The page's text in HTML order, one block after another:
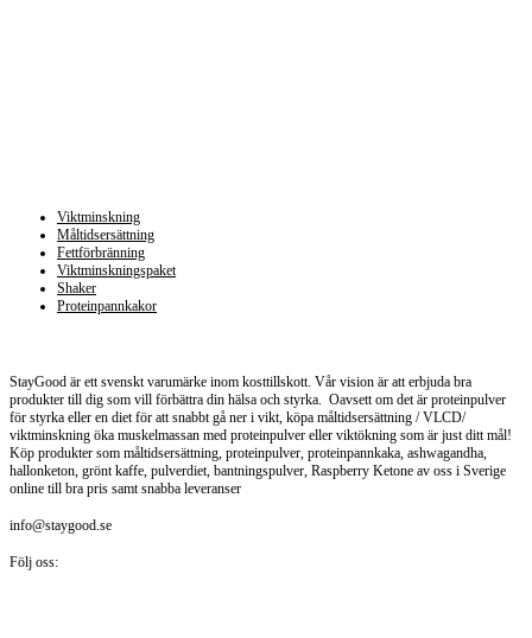
Viktminskning
Måltidsersättning
Fettförbränning
Viktminskningspaket
Shaker
Proteinpannkakor
StayGood är ett svenskt varumärke inom kosttillskott. Vår vision är att erbjuda bra
produkter till dig som vill förbättra din hälsa och styrka. Oavsett om det är proteinpulver
för styrka eller en diet för att snabbt gå ner i vikt, köpa måltidsersättning / VLCD/
viktminskning öka muskelmassan med proteinpulver eller viktökning som är just ditt mål!
Köp produkter som måltidsersättning, proteinpulver, proteinpannkaka, ashwagandha,
hallonketon, grönt kaffe, pulverdiet, bantningspulver, Raspberry Ketone av oss i Sverige
online till bra pris samt snabba leveranser
info@staygood.se
Följ oss: